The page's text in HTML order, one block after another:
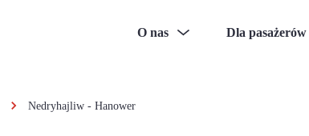
O nas Dla pasażerów
Nedryhajliw - Hanower